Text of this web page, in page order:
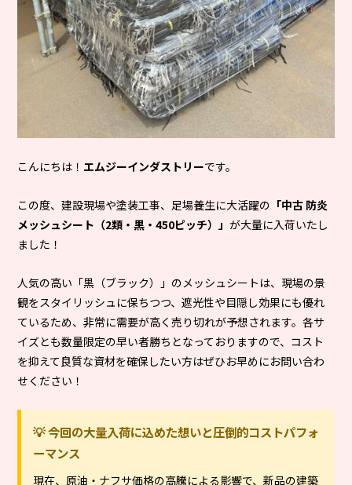
こんにちは！ エムジーインダストリーです。
この度、建設現場や塗装工事、足場養生に大活躍の 「中古 防炎
メッシュシート（2類・黒・450ピッチ）」が大量に入荷いたし
ました！
人気の高い「黒（ブラック）」のメッシュシートは、現場の景
観をスタイリッシュに保ちつつ、遮光性や目隠し効果にも優れ
ているため、非常に需要が高く売り切れが予想されます。各サ
イズとも数量限定の早い者勝ちとなっておりますので、コスト
を抑えて良質な資材を確保したい方はぜひお早めにお問い合わ
せください！
💡 今回の大量入荷に込めた想いと圧倒的コストパフォ
ーマンス
現在、原油・ナフサ価格の高騰による影響で、新品の建築